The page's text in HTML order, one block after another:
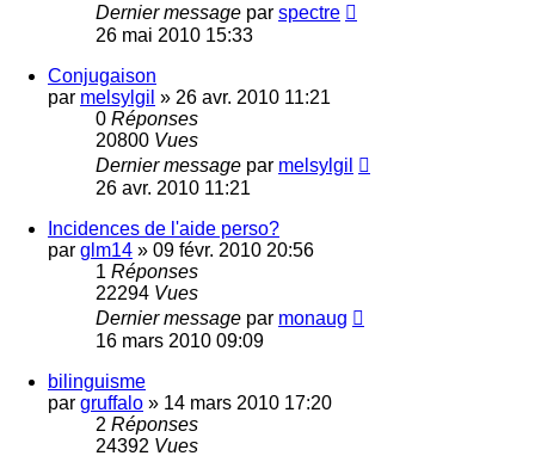
Dernier message par spectre
26 mai 2010 15:33
Conjugaison
par melsylgil » 26 avr. 2010 11:21
0 Réponses
20800 Vues
Dernier message par melsylgil
26 avr. 2010 11:21
Incidences de l'aide perso?
par glm14 » 09 févr. 2010 20:56
1 Réponses
22294 Vues
Dernier message par monaug
16 mars 2010 09:09
bilinguisme
par gruffalo » 14 mars 2010 17:20
2 Réponses
24392 Vues